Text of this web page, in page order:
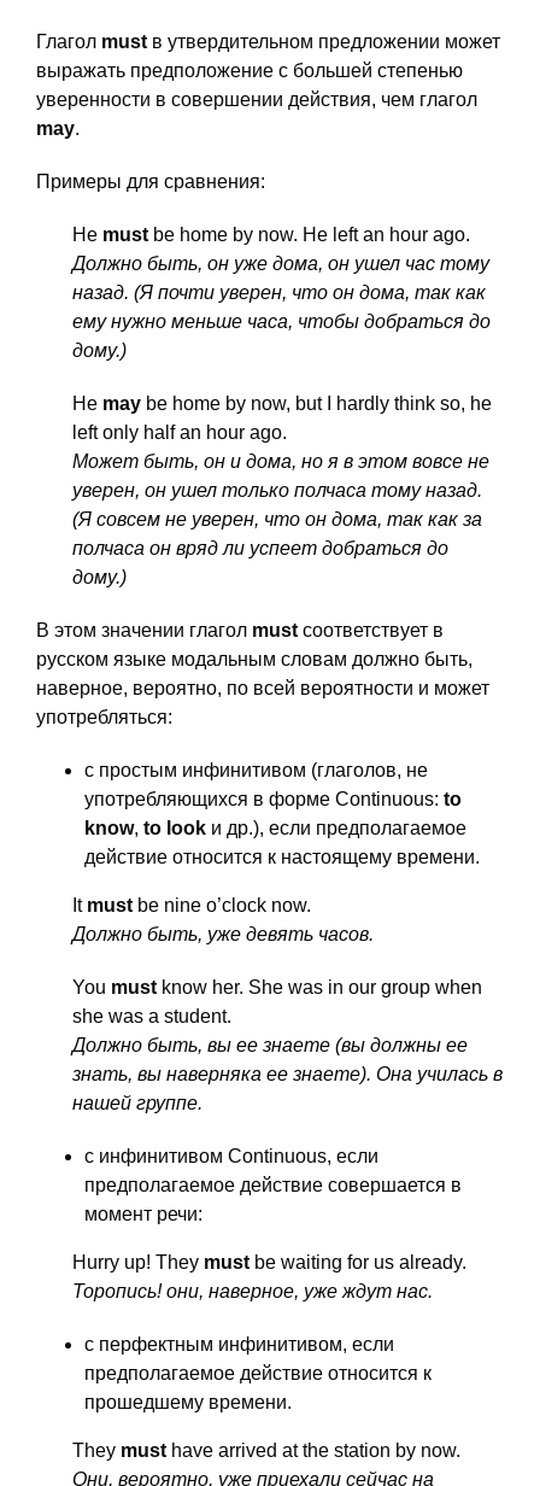
Глагол must в утвердительном предложении может
выражать предположение с большей степенью
уверенности в совершении действия, чем глагол
may.
Примеры для сравнения:
He must be home by now. He left an hour ago.
Должно быть, он уже дома, он ушел час тому
назад. (Я почти уверен, что он дома, так как
ему нужно меньше часа, чтобы добраться до
дому.)
He may be home by now, but I hardly think so, he
left only half an hour ago.
Может быть, он и дома, но я в этом вовсе не
уверен, он ушел только полчаса тому назад.
(Я совсем не уверен, что он дома, так как за
полчаса он вряд ли успеет добраться до
дому.)
В этом значении глагол must соответствует в
русском языке модальным словам должно быть,
наверное, вероятно, по всей вероятности и может
употребляться:
с простым инфинитивом (глаголов, не
употребляющихся в форме Continuous: to
know, to look и др.), если предполагаемое
действие относится к настоящему времени.
It must be nine o’clock now.
Должно быть, уже девять часов.
You must know her. She was in our group when
she was a student.
Должно быть, вы ее знаете (вы должны ее
знать, вы наверняка ее знаете). Она училась в
нашей группе.
с инфинитивом Continuous, если
предполагаемое действие совершается в
момент речи:
Hurry up! They must be waiting for us already.
Торопись! они, наверное, уже ждут нас.
с перфектным инфинитивом, если
предполагаемое действие относится к
прошедшему времени.
They must have arrived at the station by now.
Они, вероятно, уже приехали сейчас на